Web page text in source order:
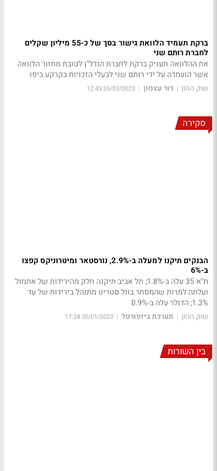
ברקת תעמיד הלוואת גישור בסך של כ-55 מיליון שקלים
לחברת רותם שני
את ההלוואה תעניק ברקת לחברת הנדל"ן לטובת מחזור הלוואה
אשר הועמדה על ידי רותם שני לבעלי הזכויות בקרקע ביפו
שוק ההון | דור עצמון |
26/03/2023 12:43
סקירה
הבנקים תיקנו למעלה ב-2.9%, נורסטאר ומיטרוניקס קפצו
ב-6%
ת"א 35 עלה ב-1.8%; תל אביב תיקנה חלק מהירידות של אתמול
ועלתה למרות שהמסחר בוול סטריט מתנהל בירידות של עד
1.3%; הדולר עלה ב-0.9%
שוק ההון | מערכת ביזפורטל |
30/01/2023 17:24
בין השורות